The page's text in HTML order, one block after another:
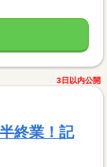
3日以内公開
終業！記